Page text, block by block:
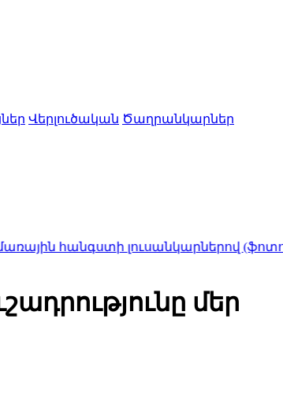
Վերլուծական Ծաղրանկարներ
լուսանկարներով (ֆոտոշարք)1:40
մեր